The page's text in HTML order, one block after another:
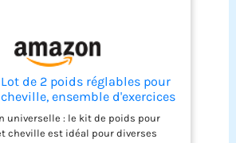
Lot de 2 poids réglables pour
ensemble d'exercices
pour hommes et femmes,
0.9kg, yoga, Pilates, course,
universelle : le kit de poids pour
cheville est idéal pour diverses